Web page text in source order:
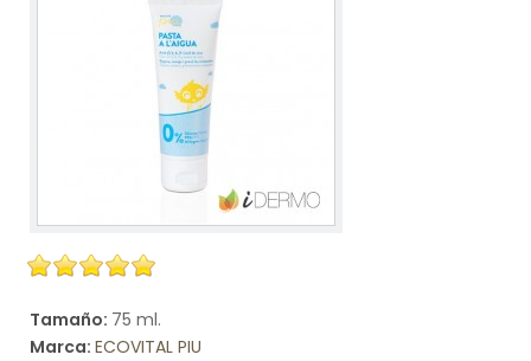
Tamaño: 75 ml.
Marca: ECOVITAL PIU